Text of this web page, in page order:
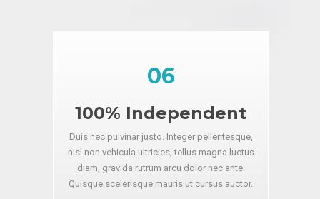
06
100% Independent
Duis nec pulvinar justo. Integer pellentesque,
nisl non vehicula ultricies, tellus magna luctus
diam, gravida rutrum arcu dolor nec ante.
Quisque scelerisque mauris ut cursus auctor.